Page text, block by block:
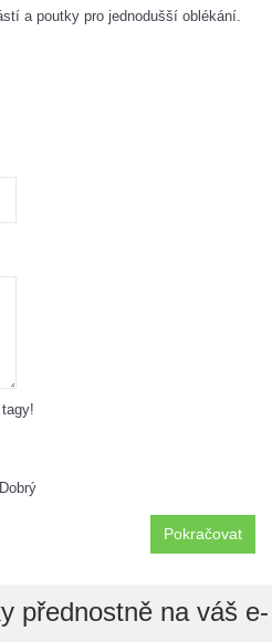
a poutky pro jednodušší oblékání.
Pokračovat
přednostně na váš e-